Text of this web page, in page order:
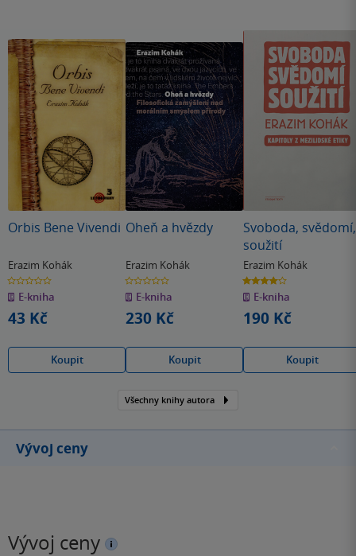
Orbis Bene Vivendi
Erazim Kohák
0.0
z
5
hvězdiček
E-kniha
43 Kč
Koupit
Oheň a hvězdy
Erazim Kohák
0.0
z
5
hvězdiček
E-kniha
230 Kč
Koupit
Svoboda, svědomí,
soužití
Erazim Kohák
4.0
z
5
hvězdiček
E-kniha
190 Kč
Koupit
Všechny knihy autora
Vývoj ceny
Vývoj ceny